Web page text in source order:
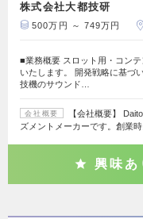
株式会社大都技研
500万円 ～ 749万円
■業務概要 スロット用・コン
いたします。 開発戦略に基づ
技機のサウンド…
会社概要
【会社概要】
ズメントメーカーです。創業
興味あ